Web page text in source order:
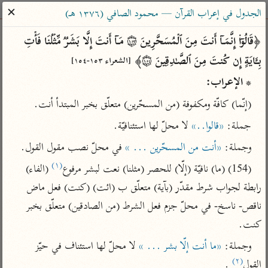
ساهم معنا في نشر القرآن والعلم الشرعي
الباحث القرآني
بحث تفسير علوم
Type 2 or more characters for results.
Type 1 or more
characters for results.
أمّهات
تفسير الطبري
تفسير ابن كثير
تفسير القرطبي
تفسير البغوي
عامّة
فتح البيان للقنوجي
فتح القدير للشوكاني
تفسير ابن جزي
موسوعات
معاصرة
الميسر
المختصر في
التفسير
أيسر التفاسير
الجدول في إعراب القرآن — محمود الصافي (١٣٧٦ هـ)
✕
بِـَٔایَةٍ إِن كُنتَ مِنَ ٱلصَّـٰدِقِینَ ۝١٥٤﴾
[الشعراء ١٥٣-١٥٤]
* الإعراب:
(إنّما) كافّة ومكفوفة (من المسحّرين) متعلّق بخبر المبتدأ أنت.
جملة: «قالوا..» لا محلّ لها استئنافيّة.
وجملة: «أنت من المسحّرين ... » في محلّ نصب مقول القول.
(154) (ما) نافيّة (إلّا) للحصر (مثلنا) نعت لبشر مرفوع
(١)
ناقص- ناسخ- في محلّ جزم فعل الشرط (من الصادقين) متعلّق بخبر
كنت.
وجملة: «ما أنت إلّا بشر ... »
لا محلّ لها استئناف في حيّز
(٢)